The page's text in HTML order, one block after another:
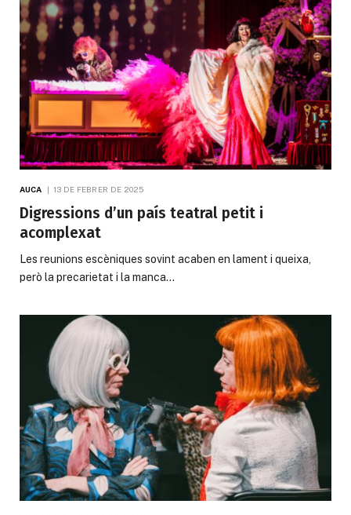
AUCA 13 DE FEBRER DE 2025
Digressions d’un país teatral petit i
acomplexat
Les reunions escèniques sovint acaben en lament i queixa,
però la precarietat i la manca…